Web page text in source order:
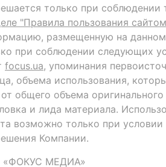
только при соблюдении
"Правила пользования
размещенную на данном
при соблюдении следующих
focus.ua, упоминания
объема использования,
общего объема
и лида материала.
возможно только при условии
Компании.
МЕДИА»